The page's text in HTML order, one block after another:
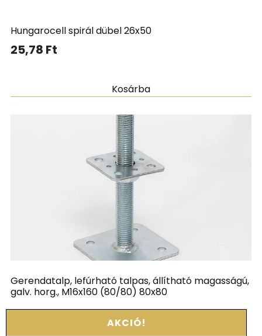
Hungarocell spirál dübel 26x50
25,78 Ft
Kosárba
Gerendatalp, lefúrható talpas, állítható magasságú,
galv. horg., M16x160 (80/80) 80x80
AKCIÓ!